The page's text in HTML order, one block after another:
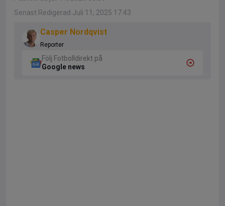
Senast Redigerad Juli 11, 2025 17:43
Casper Nordqvist
Reporter
Följ Fotbolldirekt på
Google news